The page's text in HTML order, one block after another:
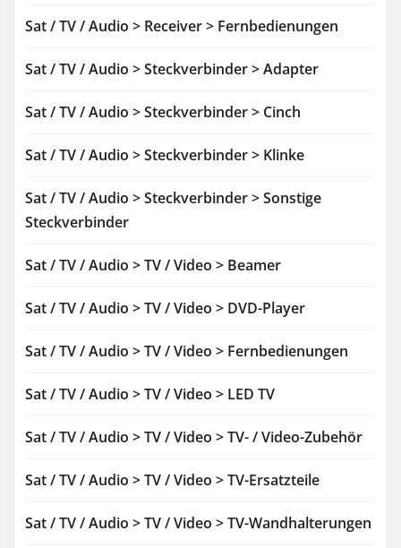
Sat / TV / Audio > Receiver > Fernbedienungen
Sat / TV / Audio > Steckverbinder > Adapter
Sat / TV / Audio > Steckverbinder > Cinch
Sat / TV / Audio > Steckverbinder > Klinke
Sat / TV / Audio > Steckverbinder > Sonstige
Steckverbinder
Sat / TV / Audio > TV / Video > Beamer
Sat / TV / Audio > TV / Video > DVD-Player
Sat / TV / Audio > TV / Video > Fernbedienungen
Sat / TV / Audio > TV / Video > LED TV
Sat / TV / Audio > TV / Video > TV- / Video-Zubehör
Sat / TV / Audio > TV / Video > TV-Ersatzteile
Sat / TV / Audio > TV / Video > TV-Wandhalterungen